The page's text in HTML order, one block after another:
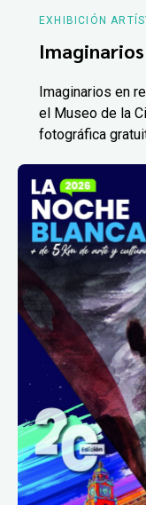
EXHIBICIÓN
Imaginarios en
el Museo de la
fotográfica